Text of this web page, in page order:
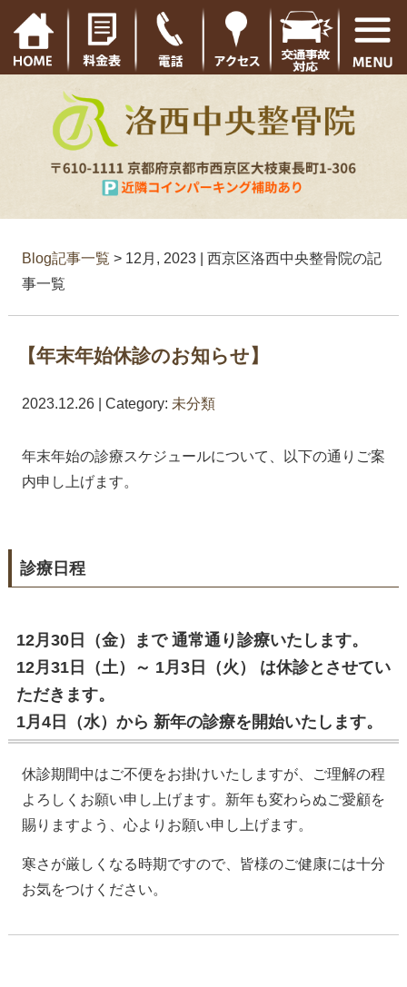
Blog記事一覧 > 12月, 2023 | 西京区洛西中央整骨院の記
事一覧
【年末年始休診のお知らせ】
2023.12.26 | Category: 未分類
年末年始の診療スケジュールについて、以下の通りご案
内申し上げます。
診療日程
12月30日（金）まで 通常通り診療いたします。
12月31日（土）～ 1月3日（火） は休診とさせてい
ただきます。
1月4日（水）から 新年の診療を開始いたします。
休診期間中はご不便をお掛けいたしますが、ご理解の程
よろしくお願い申し上げます。新年も変わらぬご愛顧を
賜りますよう、心よりお願い申し上げます。
寒さが厳しくなる時期ですので、皆様のご健康には十分
お気をつけください。